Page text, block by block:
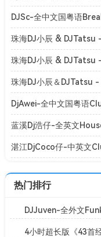
[Mp3]
DJSc-全中文国粤语
[Mp3]
珠海DJ小辰 & DJTatsu
系列专辑串烧
珠海DJ小辰 & DJTatsu
折叠》演唱会专辑串烧
珠海DJ小辰＆DJTatsu
[BPM128-150]
DjAwei-全中文国粤语
[Mp3]
蓝溪Dj浩仔-全英文
[Mp3]
湛江DjCoco仔-中英文
热门排行